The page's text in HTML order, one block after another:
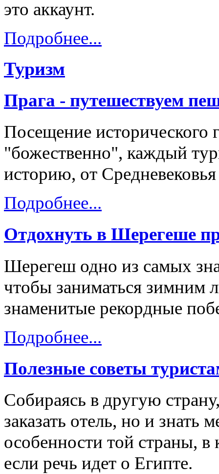
это аккаунт.
Подробнее...
Туризм
Прага - путешествуем
Посещение исторического
"божественно", каждый
историю, от
Подробнее...
Отдохнуть в Шерегеше
Шерегеш одно из самых
чтобы заниматься зимним
знаменитые рекордные
Подробнее...
Полезные советы
Собираясь в другую
заказать отель, но и
особенности той страны,
если речь идет о Египте.